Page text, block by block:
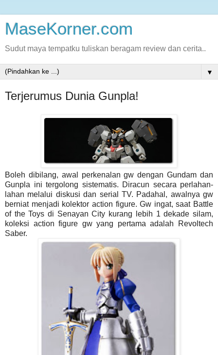
MaseKorner.com
Sudut maya tempatku tuliskan beragam review dan cerita..
▼
Terjerumus Dunia Gunpla!
Boleh dibilang, awal perkenalan gw dengan Gundam dan
Gunpla ini tergolong sistematis. Diracun secara perlahan-
lahan melalui diskusi dan serial TV. Padahal, awalnya gw
berniat menjadi kolektor action figure. Gw ingat, saat Battle
of the Toys di Senayan City kurang lebih 1 dekade silam,
koleksi action figure gw yang pertama adalah Revoltech
Saber.